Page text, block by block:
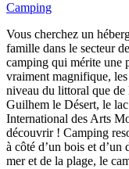
Camping
Vous cherchez un
famille dans le secteur
camping qui mérite une
vraiment magnifique, les
niveau du littoral que de
Guilhem le Désert, le
International des Arts
découvrir ! Camping
à côté d’un bois et
mer et de la plage, le